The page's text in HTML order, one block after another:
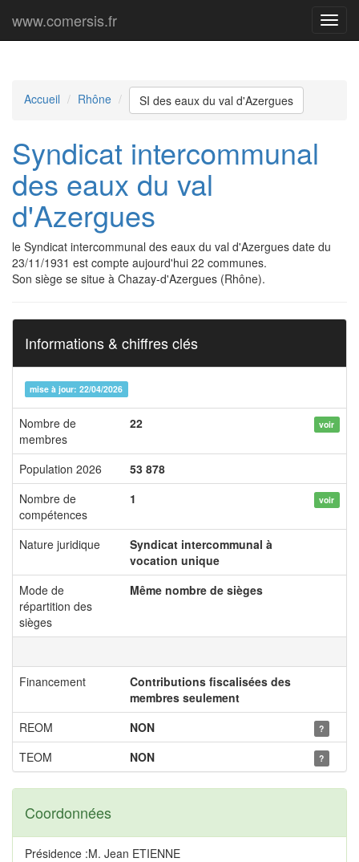
Menu
www.comersis.fr
Accueil Rhône SI des eaux du val d'Azergues
Syndicat intercommunal
des eaux du val
d'Azergues
le Syndicat intercommunal des eaux du val d'Azergues date du
23/11/1931 est compte aujourd'hui 22 communes.
Son siège se situe à Chazay-d'Azergues (Rhône).
Informations & chiffres clés
mise à jour: 22/04/2026
Nombre de
membres
22 voir
Population 2026
53 878
Nombre de
compétences
1 voir
Nature juridique
Syndicat intercommunal à
vocation unique
Mode de
répartition des
sièges
Même nombre de sièges
Financement
Contributions fiscalisées des
membres seulement
REOM
NON ?
TEOM NON ?
Coordonnées
Présidence :M. Jean ETIENNE